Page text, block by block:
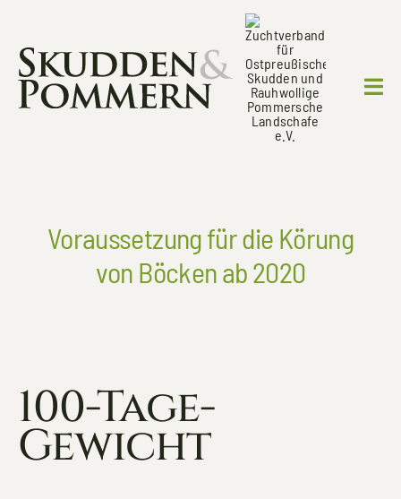
springen
ZUCHT & HALTUNG
AKTUELLES
TERMINE
Voraussetzung für die Körung
von Böcken ab 2020
100-Tage-
Gewicht